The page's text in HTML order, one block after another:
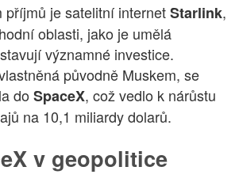
příjmů je satelitní internetStarlink,
oblasti, jako je umělá
významné investice.
původně Muskem, se
do SpaceX, což vedlo k nárůstu
na 10,1 miliardy dolarů.
v geopolitice